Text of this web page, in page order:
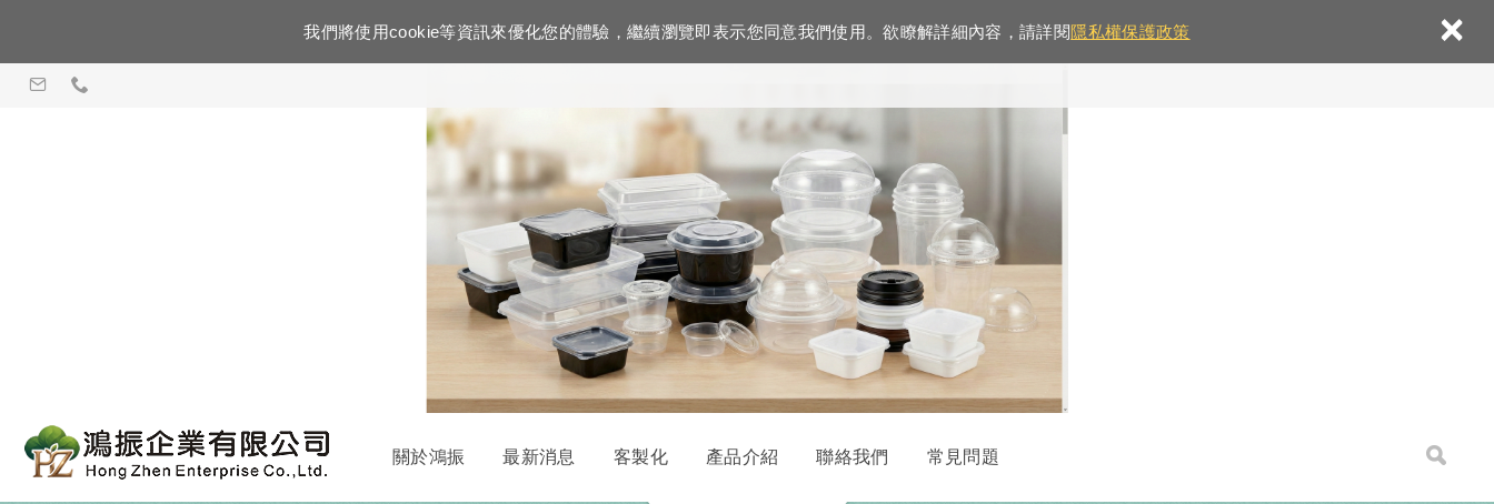
我們將使用cookie等資訊來優化您的體驗，繼續瀏覽即表示您同意我們使用。欲瞭解詳細內容，請詳閱隱私權保護政策 ×
關於鴻振 最新消息 客製化 產品介紹 聯絡我們 常見問題